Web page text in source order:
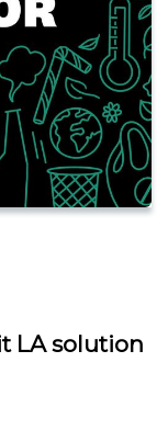
LA solution